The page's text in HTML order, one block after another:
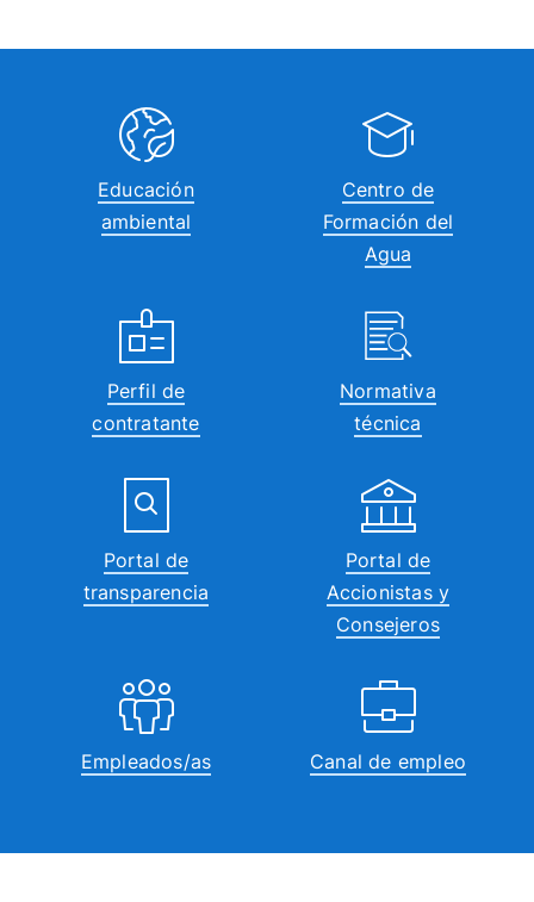
Educación
ambiental
Centro de
Formación del
Agua
Perfil de
contratante
Normativa
técnica
Portal de
transparencia
Portal de
Accionistas y
Consejeros
Empleados/as Canal de empleo